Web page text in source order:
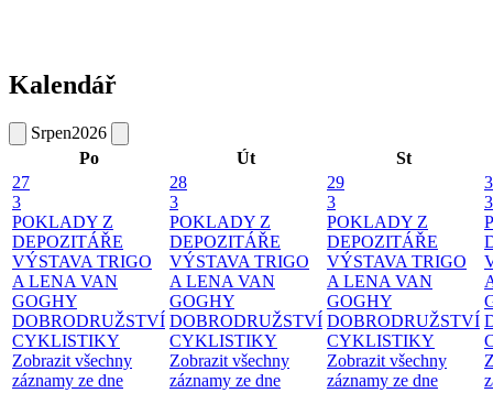
Kalendář
Srpen2026
Po
Út
St
27
3
POKLADY Z
DEPOZITÁŘE
VÝSTAVA TRIGO
A LENA VAN
GOGHY
DOBRODRUŽSTVÍ
CYKLISTIKY
Zobrazit všechny
záznamy ze dne
28
3
POKLADY Z
DEPOZITÁŘE
VÝSTAVA TRIGO
A LENA VAN
GOGHY
DOBRODRUŽSTVÍ
CYKLISTIKY
Zobrazit všechny
záznamy ze dne
29
3
POKLADY Z
DEPOZITÁŘE
VÝSTAVA TRIGO
A LENA VAN
GOGHY
DOBRODRUŽSTVÍ
CYKLISTIKY
Zobrazit všechny
záznamy ze dne
3